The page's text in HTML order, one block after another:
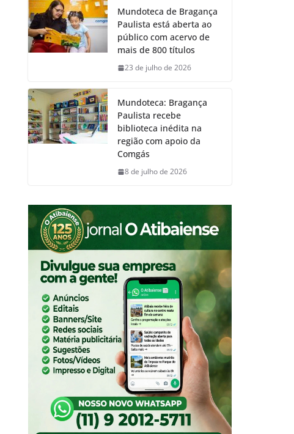
Mundoteca de Bragança
Paulista está aberta ao
público com acervo de
mais de 800 títulos
23 de julho de 2026
Mundoteca: Bragança
Paulista recebe
biblioteca inédita na
região com apoio da
Comgás
8 de julho de 2026